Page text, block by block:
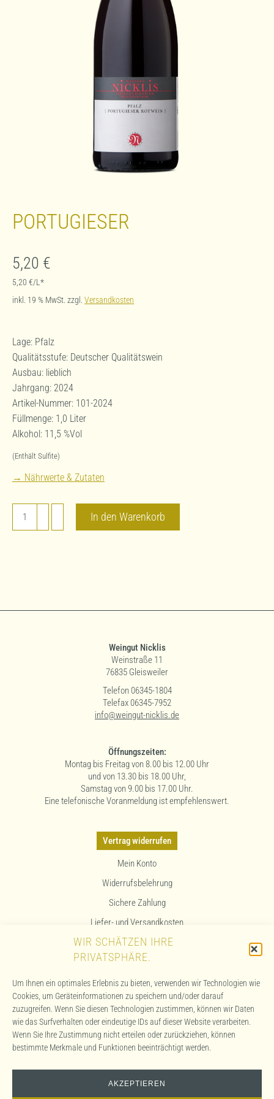
WIR SCHÄTZEN IHRE
PRIVATSPHÄRE.
Um Ihnen ein optimales Erlebnis zu bieten, verwenden wir Technologien wie
Cookies, um Geräteinformationen zu speichern und/oder darauf
zuzugreifen. Wenn Sie diesen Technologien zustimmen, können wir Daten
wie das Surfverhalten oder eindeutige IDs auf dieser Website verarbeiten.
Wenn Sie Ihre Zustimmung nicht erteilen oder zurückziehen, können
bestimmte Merkmale und Funktionen beeinträchtigt werden.
AKZEPTIEREN
PORTUGIESER
5,20 €
5,20 €/L*
inkl. 19 % MwSt. zzgl. Versandkosten
Lage: Pfalz
Qualitätsstufe: Deutscher Qualitätswein
Ausbau: lieblich
Jahrgang: 2024
Artikel-Nummer: 101-2024
Füllmenge: 1,0 Liter
Alkohol: 11,5 %Vol
(Enthält Sulfite)
→ Nährwerte & Zutaten
In den Warenkorb
Weingut Nicklis
Weinstraße 11
76835 Gleisweiler
Telefon 06345-1804
Telefax 06345-7952
info@weingut-nicklis.de
Öffnungszeiten:
Montag bis Freitag von 8.00 bis 12.00 Uhr
und von 13.30 bis 18.00 Uhr,
Samstag von 9.00 bis 17.00 Uhr.
Eine telefonische Voranmeldung ist empfehlenswert.
Vertrag widerrufen
Mein Konto
Widerrufsbelehrung
Sichere Zahlung
Liefer- und Versandkosten
Allergenhinweis
AGB
Impressum
Datenschutzerklärung
Cookie-Richtlinie (EU)